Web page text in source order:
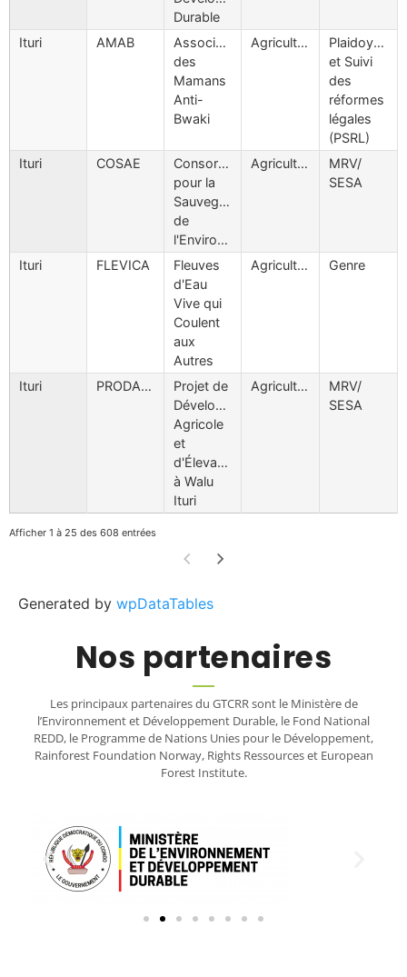
Durable
Ituri AMAB
Associaition
des
Mamans
Anti-
Bwaki
Agriculture
Plaidoyers
et Suivi
des
réformes
légales
(PSRL)
Ituri
COSAE
Consortium
pour la
Sauvegarde
de
l'Environnement
Agriculture
MRV/
SESA
Ituri FLEVICA
Fleuves
d'Eau
Vive qui
Coulent
aux
Autres
Agriculture Genre
Ituri PRODAEWI
Projet de
Développement
Agricole
et
d'Élevage
à Walu
Ituri
Agriculture
MRV/
SESA
Afficher 1 à 25 des 608 entrées
Generated by wpDataTables
Nos partenaires
Les principaux partenaires du GTCRR sont le Ministère de
l’Environnement et Développement Durable, le Fond National
REDD, le Programme de Nations Unies pour le Développement,
Rainforest Foundation Norway, Rights Ressources et European
Forest Institute.